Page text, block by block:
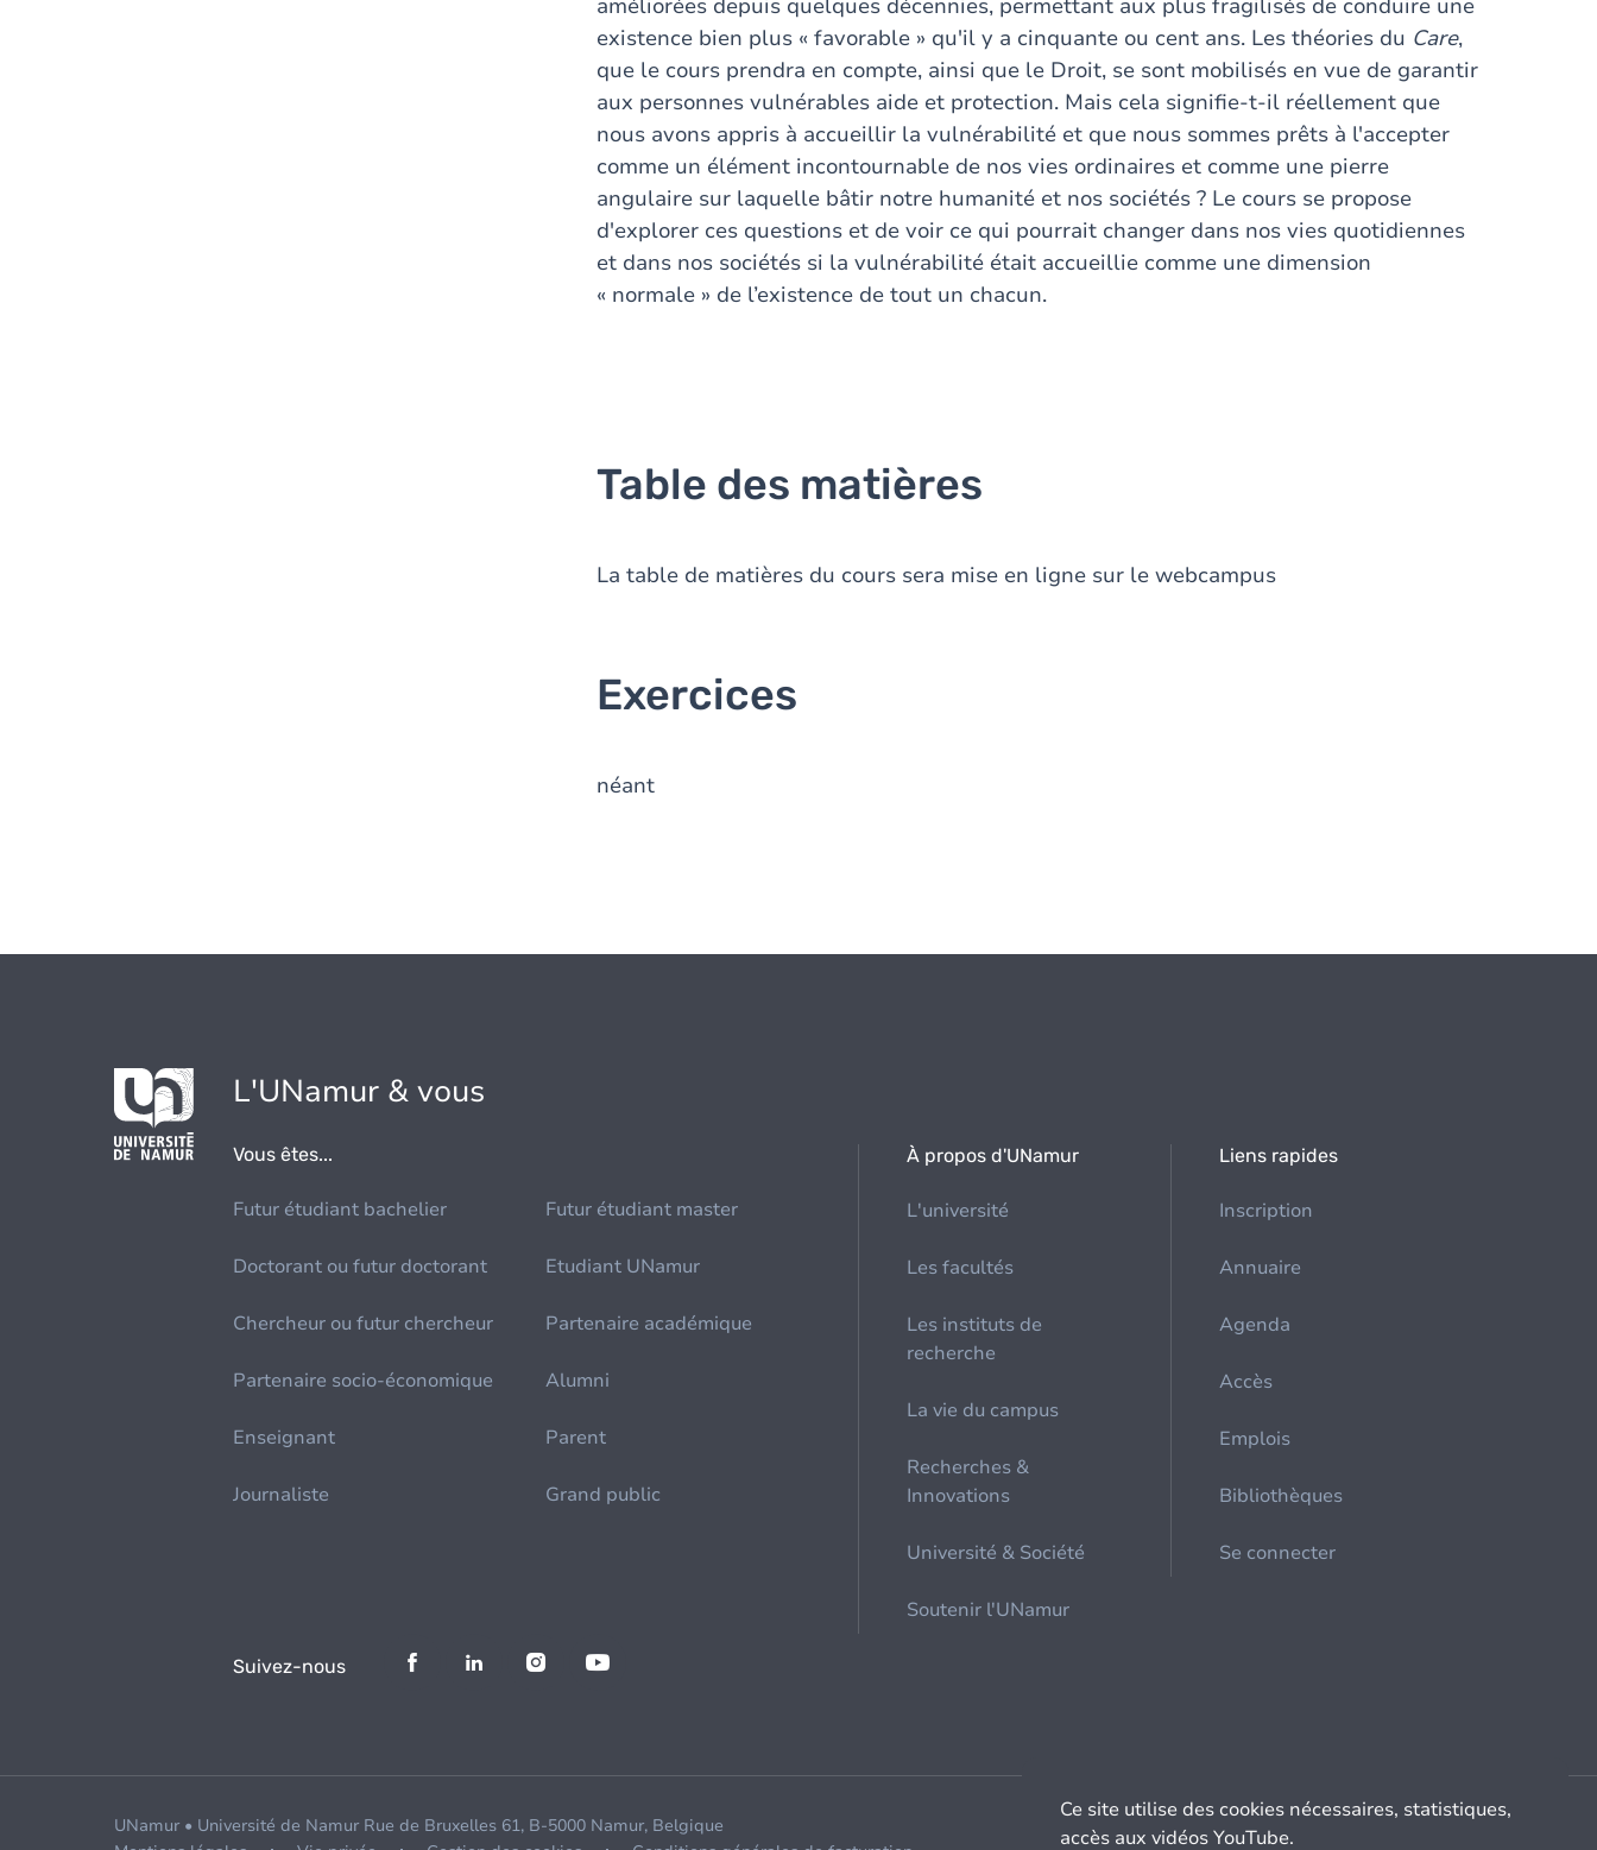
améliorées depuis quelques décennies, permettant aux plus fragilisés de conduire une
existence bien plus « favorable » qu'il y a cinquante ou cent ans. Les théories du Care,
que le cours prendra en compte, ainsi que le Droit, se sont mobilisés en vue de garantir
aux personnes vulnérables aide et protection. Mais cela signifie-t-il réellement que
nous avons appris à accueillir la vulnérabilité et que nous sommes prêts à l'accepter
comme un élément incontournable de nos vies ordinaires et comme une pierre
angulaire sur laquelle bâtir notre humanité et nos sociétés ? Le cours se propose
d'explorer ces questions et de voir ce qui pourrait changer dans nos vies quotidiennes
et dans nos sociétés si la vulnérabilité était accueillie comme une dimension
« normale » de l’existence de tout un chacun.
Table des matières
La table de matières du cours sera mise en ligne sur le webcampus
Exercices
néant
L'UNamur & vous
Vous êtes...
Futur étudiant bachelier Futur étudiant master
Doctorant ou futur doctorant Etudiant UNamur
Chercheur ou futur chercheur Partenaire académique
Partenaire socio-économique Alumni
Enseignant Parent
Journaliste Grand public
À propos d'UNamur
L'université
Les facultés
Les instituts de
recherche
La vie du campus
Recherches &
Innovations
Université & Société
Soutenir l'UNamur
Liens rapides
Inscription
Annuaire
Agenda
Accès
Emplois
Bibliothèques
Se connecter
Suivez-nous
UNamur • Université de Namur Rue de Bruxelles 61, B-5000 Namur, Belgique
Ce site utilise des cookies nécessaires, statistiques,
accès aux vidéos YouTube.